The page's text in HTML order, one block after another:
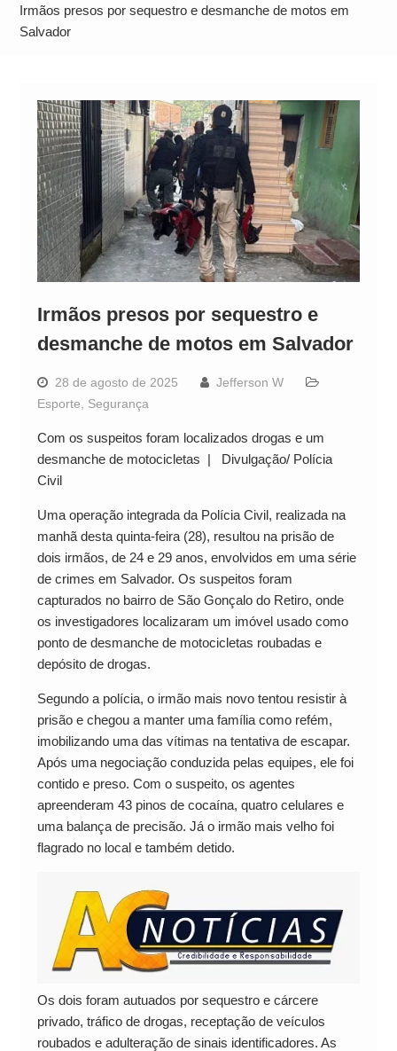
Neymar Chama Santos de “Esquisito” após
Vazamentos e Expõe Dívida de R$ 80 Milhões
Irmãos presos por sequestro e desmanche de motos em
Salvador
Irmãos presos por sequestro e
desmanche de motos em Salvador
28 de agosto de 2025
Jefferson W
Esporte
Segurança
Com os suspeitos foram localizados drogas e um
desmanche de motocicletas | Divulgação/ Polícia
Civil
Uma operação integrada da Polícia Civil, realizada na
manhã desta quinta-feira (28), resultou na prisão de
dois irmãos, de 24 e 29 anos, envolvidos em uma série
de crimes em Salvador. Os suspeitos foram
capturados no bairro de São Gonçalo do Retiro, onde
os investigadores localizaram um imóvel usado como
ponto de desmanche de motocicletas roubadas e
depósito de drogas.
Segundo a polícia, o irmão mais novo tentou resistir à
prisão e chegou a manter uma família como refém,
imobilizando uma das vítimas na tentativa de escapar.
Após uma negociação conduzida pelas equipes, ele foi
contido e preso. Com o suspeito, os agentes
apreenderam 43 pinos de cocaína, quatro celulares e
uma balança de precisão. Já o irmão mais velho foi
flagrado no local e também detido.
Os dois foram autuados por sequestro e cárcere
privado, tráfico de drogas, receptação de veículos
roubados e adulteração de sinais identificadores. As